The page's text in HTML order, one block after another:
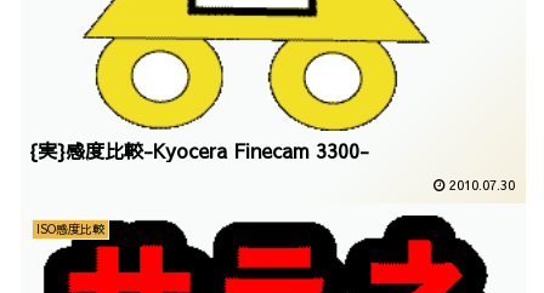
{実}感度比較-Kyocera Finecam 3300-
2010.07.30
ISO感度比較